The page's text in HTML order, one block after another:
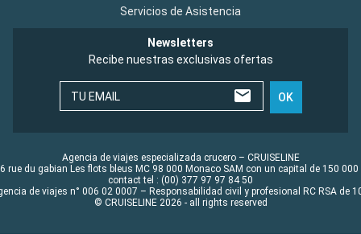
Servicios de Asistencia
Newsletters
Recibe nuestras exclusivas ofertas
TU EMAIL OK
Agencia de viajes especializada crucero – CRUISELINE
rue du gabian Les flots bleus MC 98 000 Monaco SAM con un capital de 150 000
contact tel : (00) 377 97 97 84 50
de viajes n° 006 02 0007 – Responsabilidad civil y profesional RC RSA de
© CRUISELINE 2026 - all rights reserved